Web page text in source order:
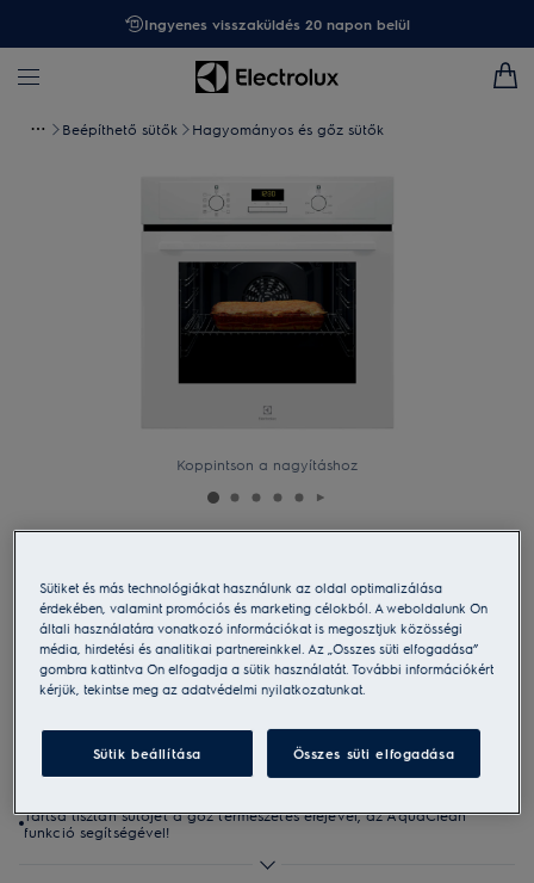
Ingyenes visszaküldés 20 napon belül
Beépíthető sütők Hagyományos és gőz sütők
Koppintson a nagyításhoz
SurroundCook 600 sütő, aqua clean
tisztítással
4.9 (994)
Termékismertető adatlap
A 600-as SurroundCook® sütő egységes hőmérsékletet tart fenn a
sütőtér minden pontján.
A többszintű főzés funkció biztosítja, hogy mindhárom szinten
Tartsa tisztán sütőjét a gőz természetes erejével, az AquaClean
funkció segítségével!
Sütiket és más technológiákat használunk az oldal optimalizálása
érdekében, valamint promóciós és marketing célokból. A weboldalunk Ön
általi használatára vonatkozó információkat is megosztjuk közösségi
média, hirdetési és analitikai partnereinkkel. Az „Összes süti elfogadása”
gombra kattintva Ön elfogadja a sütik használatát. További információkért
kérjük, tekintse meg az adatvédelmi nyilatkozatunkat.
Sütik beállítása Összes süti elfogadása